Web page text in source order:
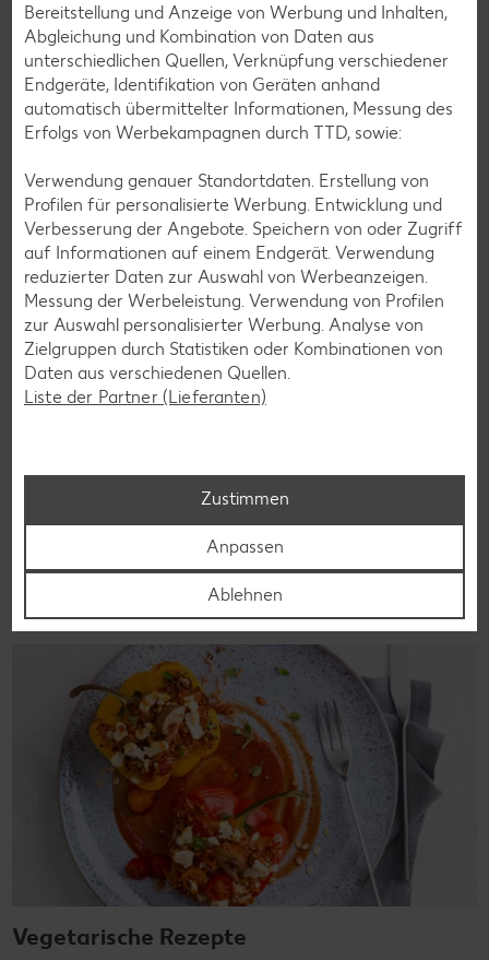
Laktosefreie Rezepte
bringen Vielfalt auf den Tisch – für große und kleine
Genießer, für die Lunchbox oder das Abendessen.
Rezepte entdecken
Vegetarische Rezepte
Bereitstellung und Anzeige von Werbung und Inhalten,
Abgleichung und Kombination von Daten aus
unterschiedlichen Quellen, Verknüpfung verschiedener
Endgeräte, Identifikation von Geräten anhand
automatisch übermittelter Informationen, Messung des
Erfolgs von Werbekampagnen durch TTD, sowie:
Verwendung genauer Standortdaten. Erstellung von
Profilen für personalisierte Werbung. Entwicklung und
Verbesserung der Angebote. Speichern von oder Zugriff
auf Informationen auf einem Endgerät. Verwendung
reduzierter Daten zur Auswahl von Werbeanzeigen.
Messung der Werbeleistung. Verwendung von Profilen
zur Auswahl personalisierter Werbung. Analyse von
Zielgruppen durch Statistiken oder Kombinationen von
Daten aus verschiedenen Quellen.
Liste der Partner (Lieferanten)
Zustimmen
Anpassen
Ablehnen